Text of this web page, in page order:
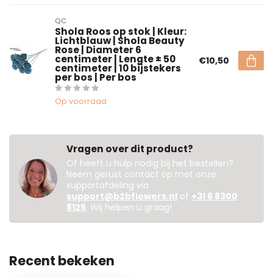
QC
Shola Roos op stok | Kleur:
Lichtblauw | Shola Beauty
Rose | Diameter 6
centimeter | Lengte ± 50
centimeter | 10 bijstekers
per bos | Per bos
Op voorraad
€10,50
Vragen over dit product?
Of heeft u hulp nodig bij het bestellen?
Neem gerust contact op met onze
supportafdeling via
support@b2bflowers.nl of +31 6 8300
8125. Wij helpen u graag!
Recent bekeken